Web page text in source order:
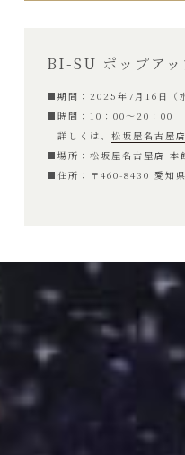
BI-SU ポップアッ
■期間：2025年7月16日（
■時間：10：00〜20：00
詳しくは、 松坂屋名古屋
■場所：松坂屋名古屋店 本
■住所：〒460-8430 愛知